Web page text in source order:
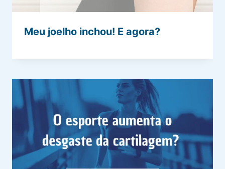
Meu joelho inchou! E agora?